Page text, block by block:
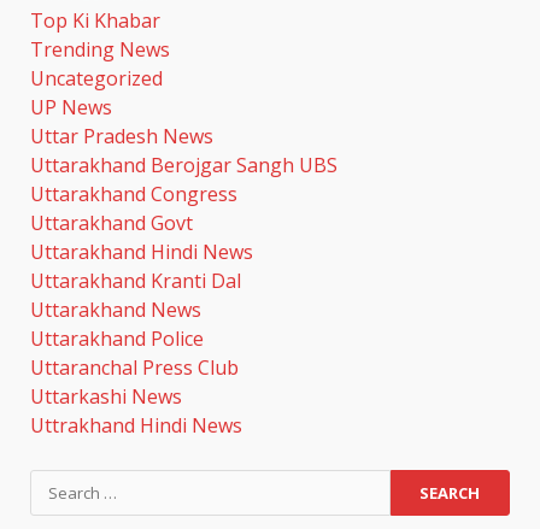
Top Ki Khabar
Trending News
Uncategorized
UP News
Uttar Pradesh News
Uttarakhand Berojgar Sangh UBS
Uttarakhand Congress
Uttarakhand Govt
Uttarakhand Hindi News
Uttarakhand Kranti Dal
Uttarakhand News
Uttarakhand Police
Uttaranchal Press Club
Uttarkashi News
Uttrakhand Hindi News
Search
for: